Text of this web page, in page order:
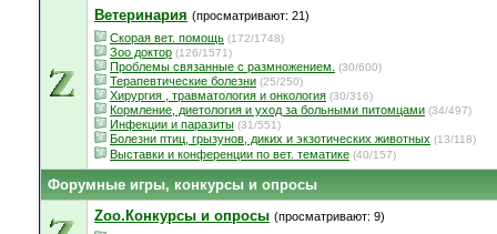
Ветеринария (просматривают: 21)
Скорая вет. помощь (172/1748)
Зоо доктор (126/1571)
Проблемы связанные с размножением. (30/600)
Терапевтические болезни (25/250)
Хирургия , травматология и онкология (30/316)
Кормление, диетология и уход за больными питомцами (34/497)
Инфекции и паразиты (31/551)
Болезни птиц, грызунов, диких и экзотических животных (13/118)
Выставки и конференции по вет. тематике (40/157)
Форумные игры, конкурсы и опросы
Zoo.Конкурсы и опросы (просматривают: 9)